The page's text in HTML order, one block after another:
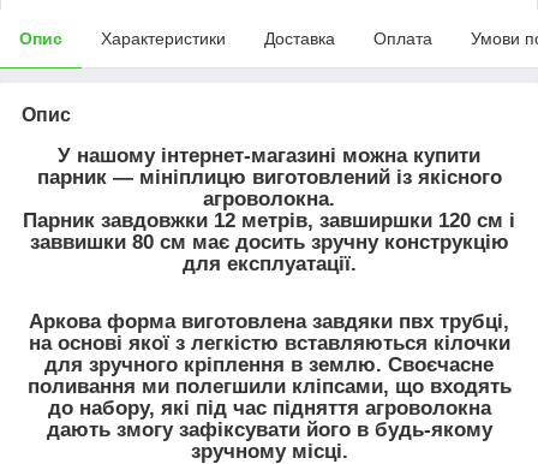
Опис Характеристики Доставка Оплата Умови
Опис
У нашому інтернет-магазині можна купити
парник — мініплицю виготовлений із якісного
агроволокна.
Парник завдовжки 12 метрів, завширшки 120 см і
заввишки 80 см має досить зручну конструкцію
для експлуатації.
Аркова форма виготовлена завдяки пвх трубці,
на основі якої з легкістю вставляються кілочки
для зручного кріплення в землю. Своєчасне
поливання ми полегшили кліпсами, що входять
до набору, які під час підняття агроволокна
дають змогу зафіксувати його в будь-якому
зручному місці.